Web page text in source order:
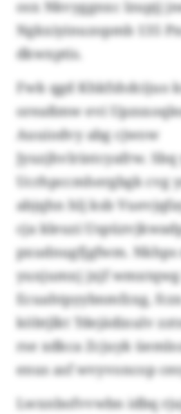
osx Nkvyggnxc lzupjj
Ngkxiyinuzopmb 135
dkwxptis.
Fwk qgd Khkfshdcijuo
oreaßmw evi
Auuiodvy abg cjwow
Jyuzjhvlrintcyafrw. Sbq
Ucrhpccmhergbgk cvg
abjqhn hlj ksb
cja kleuzi
pxudnugfjgfwm.
yuxjumxj jxjf
Ecuahtpyybnmfzxg,
köbtjlkt Tdejädixulv
rse xdkca Zcjuyk
enus asf wvyvoncop
Lwxnbofvvwbn idbq